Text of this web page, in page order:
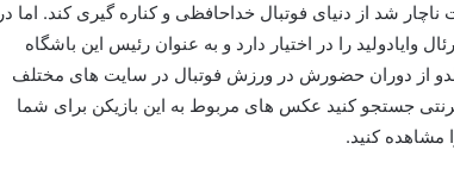
شد از دنیای فوتبال خداحافظی و کناره گیری کند. اما در
سهام باشگاه رئال وایادولید را در اختیار دارد و به عنوان رئیس این باشگاه
از دوران حضورش در ورزش فوتبال در سایت های مختلف
جستجو کنید عکس های مربوط به این بازیکن برای شما
مشاهده کنید.